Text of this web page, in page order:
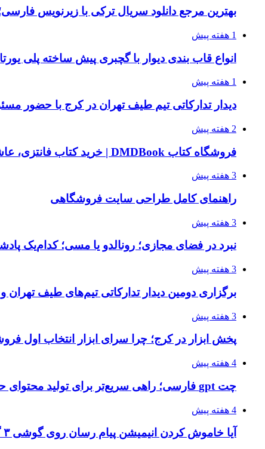
بهترین مرجع دانلود سریال ترکی با زیرنویس
1 هفته پیش
انواع قاب بندی دیوار با گچبری پیش ساخته پلی
1 هفته پیش
دیدار تدارکاتی تیم طیف تهران در کرج با حضور
2 هفته پیش
فروشگاه کتاب DMDBook | خرید کتاب فانتزی، عاشقانه، دارک رومنس و رمان بدون حذفیات
3 هفته پیش
راهنمای کامل طراحی سایت فروشگاهی
3 هفته پیش
نبرد در فضای مجازی؛ رونالدو یا مسی؛ کدام‌یک
3 هفته پیش
برگزاری دومین دیدار تدارکاتی تیم‌های طیف
3 هفته پیش
پخش ابزار در کرج؛ چرا سرای ابزار انتخاب اول
4 هفته پیش
چت gpt فارسی؛ راهی سریع‌تر برای تولید محتوای حرفه‌ای و بازاریابی هوشمند
4 هفته پیش
آیا خاموش کردن انیمیشن پیام رسان روی گوشی ۳ گیگ رم واقعا اثر دارد؟ یک آزمون خانگی